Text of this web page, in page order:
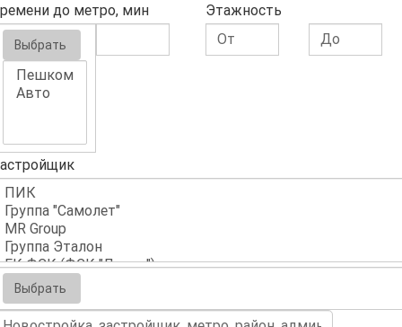
до метро, мин
Выбрать
Этажность
Выбрать